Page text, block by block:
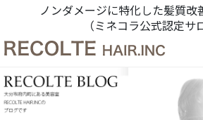
ノンダメージに特化した髪質改
（ミネコラ公式認定サ